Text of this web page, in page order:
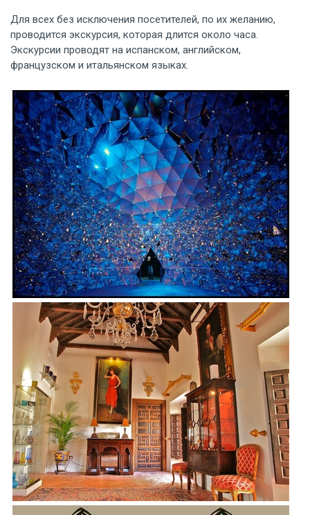
Для всех без исключения посетителей, по их желанию,
проводится экскурсия, которая длится около часа.
Экскурсии проводят на испанском, английском,
французском и итальянском языках.